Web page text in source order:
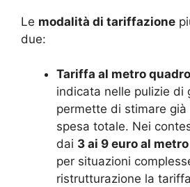
Le modalità di tariffazione
due:
Tariffa al metro quadro
indicata nelle pulizie di
permette di stimare
spesa totale. Nei
dai 3 ai 9 euro al
per situazioni
ristrutturazione la